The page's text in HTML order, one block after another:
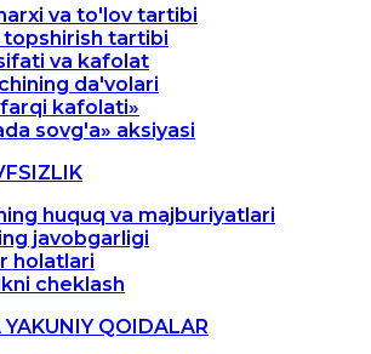
va to'lov tartibi
topshirish tartibi
va kafolat
da'volari
farqi kafolati»
sovg'a» aksiyasi
huquq va majburiyatlari
javobgarligi
holatlari
cheklash
QOIDALAR